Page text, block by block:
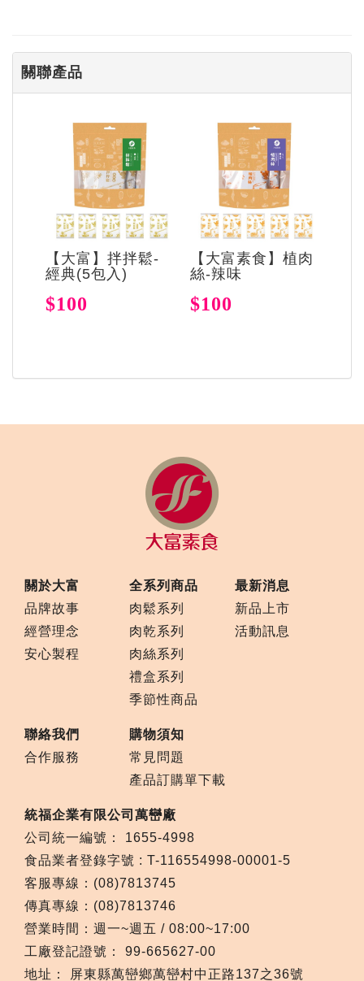
關聯產品
【大富】拌拌鬆-
經典(5包入)
$100
【大富素食】植肉
絲-辣味
$100
關於大富
品牌故事
經營理念
安心製程
全系列商品
肉鬆系列
肉乾系列
肉絲系列
禮盒系列
季節性商品
最新消息
新品上市
活動訊息
聯絡我們
合作服務
購物須知
常見問題
產品訂購單下載
統福企業有限公司萬巒廠
公司統一編號： 1655-4998
食品業者登錄字號 : T-116554998-00001-5
客服專線：(08)7813745
傳真專線：(08)7813746
營業時間：週一~週五 / 08:00~17:00
工廠登記證號： 99-665627-00
地址： 屏東縣萬巒鄉萬巒村中正路137之36號